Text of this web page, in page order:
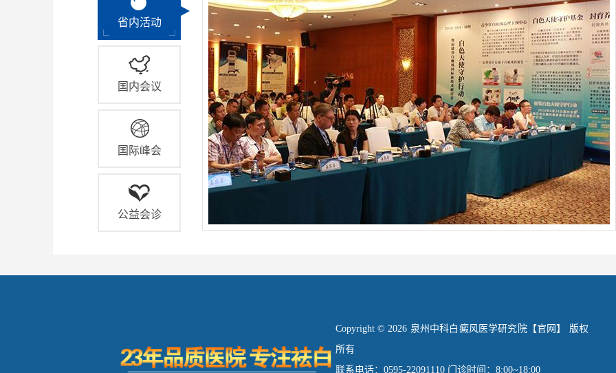
省内活动
国内会议
国际峰会
公益会诊
Copyright © 2026 泉州中科白癜风医学研究院【官网】 版权
所有
联系电话：0595-22091110 门诊时间：8:00~18:00